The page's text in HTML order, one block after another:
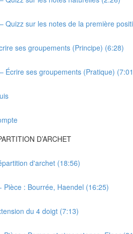
Quizz sur les notes de la première
ses groupements (Principe) (6:28)
Écrire ses groupements (Pratique)
D’ARCHET
d'archet (18:56)
Pièce : Bourrée, Haendel (16:25)
du 4 doigt (7:13)